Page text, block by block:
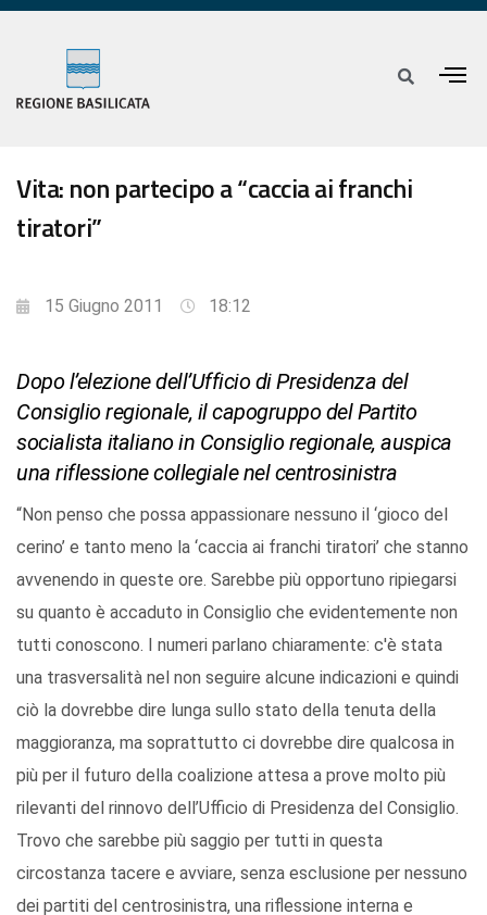
Vita: non partecipo a “caccia ai franchi
tiratori”
15 Giugno 2011 18:12
Dopo l’elezione dell’Ufficio di Presidenza del
Consiglio regionale, il capogruppo del Partito
socialista italiano in Consiglio regionale, auspica
una riflessione collegiale nel centrosinistra
“Non penso che possa appassionare nessuno il ‘gioco del
cerino’ e tanto meno la ‘caccia ai franchi tiratori’ che stanno
avvenendo in queste ore. Sarebbe più opportuno ripiegarsi
su quanto è accaduto in Consiglio che evidentemente non
tutti conoscono. I numeri parlano chiaramente: c'è stata
una trasversalità nel non seguire alcune indicazioni e quindi
ciò la dovrebbe dire lunga sullo stato della tenuta della
maggioranza, ma soprattutto ci dovrebbe dire qualcosa in
più per il futuro della coalizione attesa a prove molto più
rilevanti del rinnovo dell’Ufficio di Presidenza del Consiglio.
Trovo che sarebbe più saggio per tutti in questa
circostanza tacere e avviare, senza esclusione per nessuno
dei partiti del centrosinistra, una riflessione interna e